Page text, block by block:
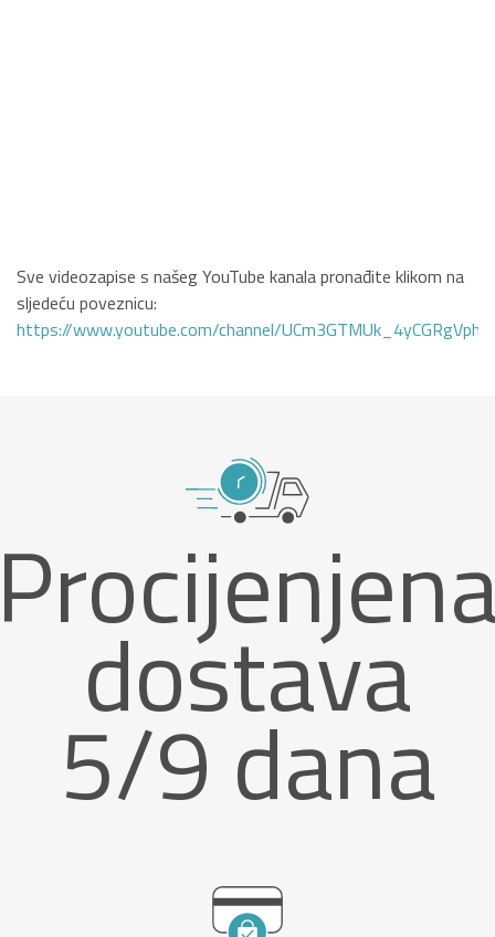
Sve videozapise s našeg YouTube kanala pronađite klikom na
sljedeću poveznicu:
https://www.youtube.com/channel/
dostava
5/9 dana